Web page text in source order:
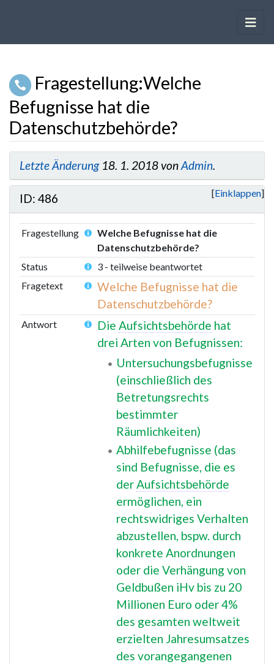
Fragestellung:Welche
Befugnisse hat die
Datenschutzbehörde?
Wechseln zu:
Letzte Änderung18. 1. 2018 vonAdmin.
Einklappen
ID: 486
Fragestellung
Welche Befugnisse hat die
Datenschutzbehörde?
Status
3 - teilweise beantwortet
Fragetext
Welche Befugnisse hat die
Datenschutzbehörde?
Antwort DieAufsichtsbehörde hat
drei Arten von Befugnissen:
Untersuchungsbefugnisse
(einschließlich des
Betretungsrechts
bestimmter
Räumlichkeiten)
Abhilfebefugnisse (das
sind Befugnisse, die es
derAufsichtsbehörde
ermöglichen, ein
rechtswidriges Verhalten
abzustellen, bspw. durch
konkrete Anordnungen
oder die Verhängung von
Geldbußen iHv bis zu 20
Millionen Euro oder 4%
des gesamten weltweit
erzielten Jahresumsatzes
des vorangegangenen